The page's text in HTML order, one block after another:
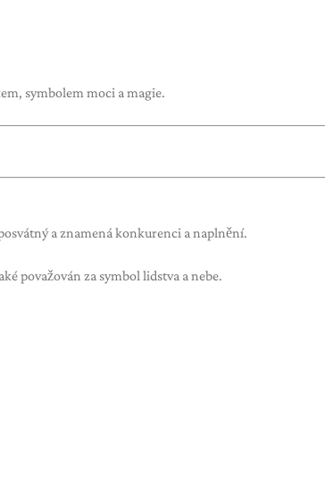
symbolem moci a magie.
a znamená konkurenci a naplnění.
považován za symbol lidstva a nebe.